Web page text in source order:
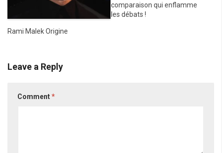
Rami Malek Origine
comparaison qui enflamme
les débats !
Leave a Reply
Comment*